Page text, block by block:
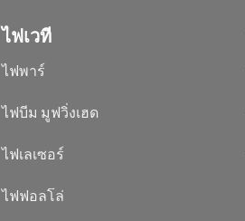
ไฟเวที
ไฟพาร์
ไฟบีม มูฟวิ่งเฮด
ไฟเลเซอร์
ไฟฟอลโล่